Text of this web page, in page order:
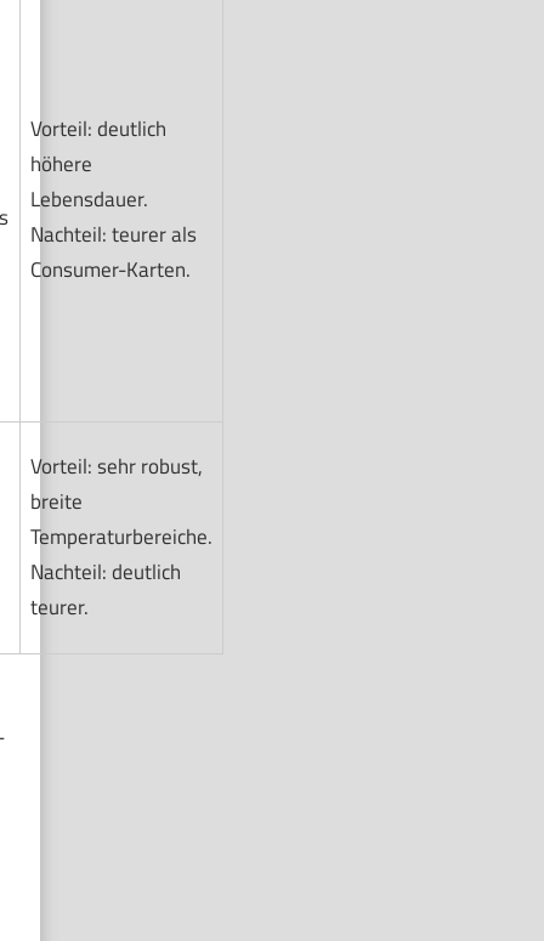
Vorteil: deutlich
höhere
Lebensdauer.
Nachteil: teurer als
Consumer-Karten.
Vorteil: sehr robust,
breite
Temperaturbereiche.
Nachteil: deutlich
teurer.